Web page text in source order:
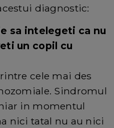
diagnostic:
sa intelegeti ca nu
un copil cu
cele mai des
Sindromul
in momentul
nici tatal nu au nici